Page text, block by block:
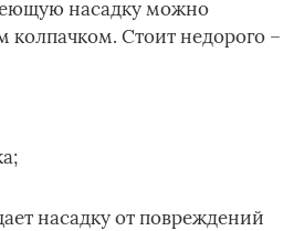
насадку можно
колпачком. Стоит недорого –
насадку от повреждений